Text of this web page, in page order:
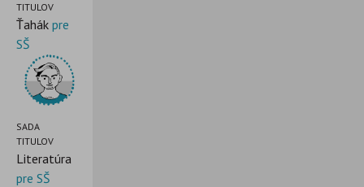
TITULOV
Ťahák pre
SŠ
SADA
TITULOV
Literatúra
pre SŠ